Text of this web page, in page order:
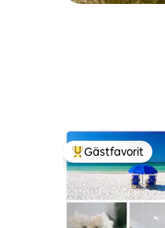
Populär gästfavorit
Gästfavorit